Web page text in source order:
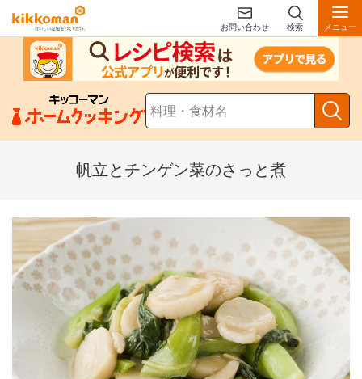
お問い合わせ 検索 メニュー
帆立とチンゲン菜のさっと煮